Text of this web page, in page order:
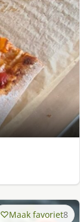
Maak favoriet8